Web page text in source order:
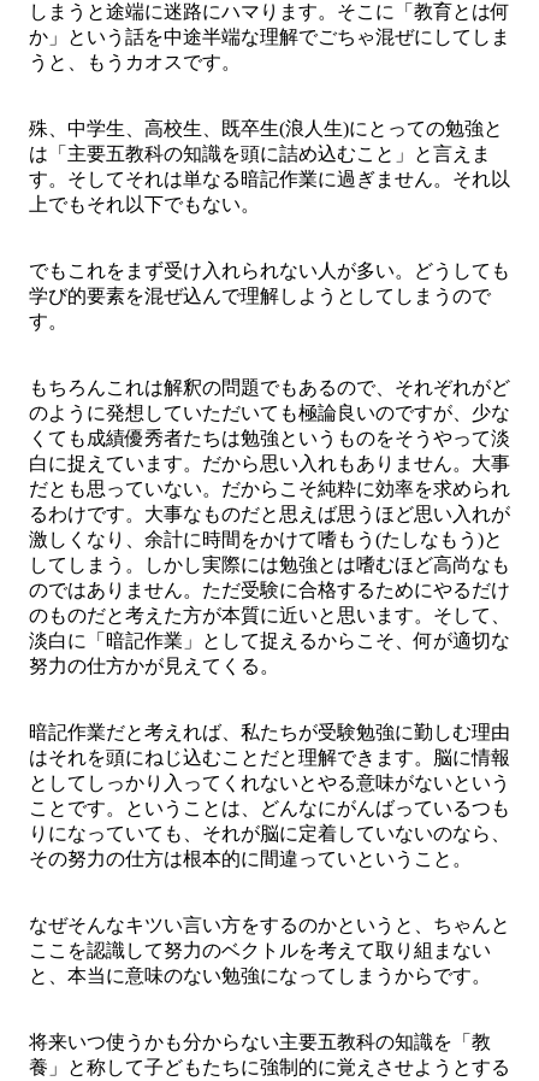
しまうと途端に迷路にハマります。そこに「教育とは何
か」という話を中途半端な理解でごちゃ混ぜにしてしま
うと、もうカオスです。
殊、中学生、高校生、既卒生(浪人生)にとっての勉強と
は「主要五教科の知識を頭に詰め込むこと」と言えま
す。そしてそれは単なる暗記作業に過ぎません。それ以
上でもそれ以下でもない。
でもこれをまず受け入れられない人が多い。どうしても
学び的要素を混ぜ込んで理解しようとしてしまうので
す。
もちろんこれは解釈の問題でもあるので、それぞれがど
のように発想していただいても極論良いのですが、少な
くても成績優秀者たちは勉強というものをそうやって淡
白に捉えています。だから思い入れもありません。大事
だとも思っていない。だからこそ純粋に効率を求められ
るわけです。大事なものだと思えば思うほど思い入れが
激しくなり、余計に時間をかけて嗜もう(たしなもう)と
してしまう。しかし実際には勉強とは嗜むほど高尚なも
のではありません。ただ受験に合格するためにやるだけ
のものだと考えた方が本質に近いと思います。そして、
淡白に「暗記作業」として捉えるからこそ、何が適切な
努力の仕方かが見えてくる。
暗記作業だと考えれば、私たちが受験勉強に勤しむ理由
はそれを頭にねじ込むことだと理解できます。脳に情報
としてしっかり入ってくれないとやる意味がないという
ことです。ということは、どんなにがんばっているつも
りになっていても、それが脳に定着していないのなら、
その努力の仕方は根本的に間違っていということ。
なぜそんなキツい言い方をするのかというと、ちゃんと
ここを認識して努力のベクトルを考えて取り組まない
と、本当に意味のない勉強になってしまうからです。
将来いつ使うかも分からない主要五教科の知識を「教
養」と称して子どもたちに強制的に覚えさせようとする